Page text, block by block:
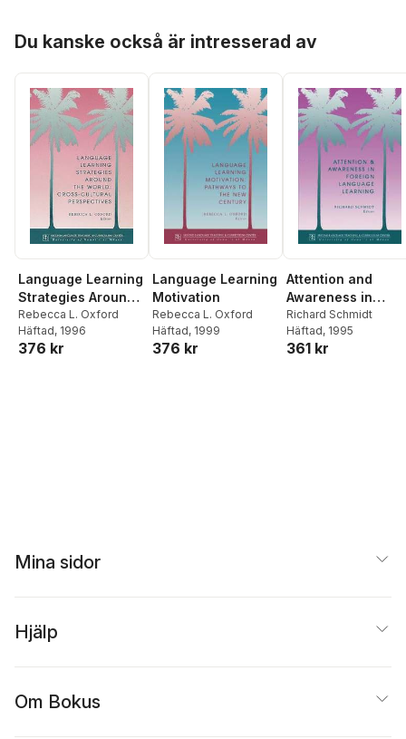
Du kanske också är intresserad av
Language Learning
Strategies Around
the World
Rebecca L. Oxford
Häftad, 1996
376 kr
Language Learning
Motivation
Rebecca L. Oxford
Häftad, 1999
376 kr
Attention and
Awareness in
Foreign Language
Learning
Richard Schmidt
Häftad, 1995
361 kr
Mina sidor
Hjälp
Om Bokus